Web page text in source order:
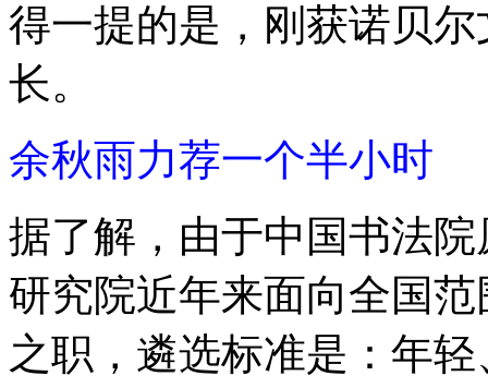
得一提的是，刚获诺贝
长。
余秋雨力荐一个半小时
据了解，由于中国书法
研究院近年来面向全国
之职，遴选标准是：年